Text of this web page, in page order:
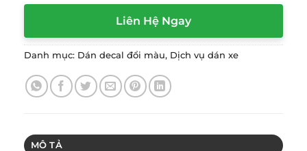
Liên Hệ Ngay
Danh mục: Dán decal đổi màu, Dịch vụ dán xe
MÔ TẢ